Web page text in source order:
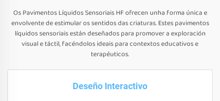
Os Pavimentos Líquidos Sensoriais HF ofrecen unha forma única e
envolvente de estimular os sentidos das criaturas. Estes pavimentos
líquidos sensoriais están deseñados para promover a exploración
visual e táctil, facéndolos ideais para contextos educativos e
terapéuticos.
Deseño Interactivo